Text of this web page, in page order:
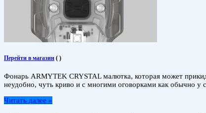
Перейти в магазин ( )
Фонарь ARMYTEK CRYSTAL малютка, которая может
неудобно, чуть криво и с многими оговорками как обычно
Читать далее »